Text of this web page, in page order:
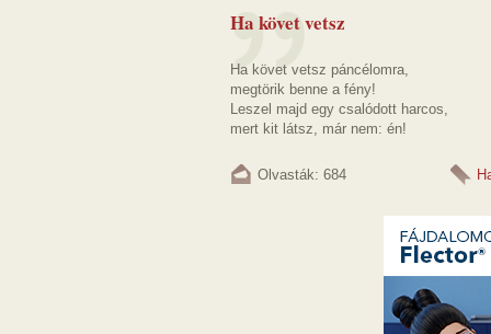
Ha követ vetsz
Ha követ vetsz páncélomra,
megtörik benne a fény!
Leszel majd egy csalódott harcos,
mert kit látsz, már nem: én!
Olvasták: 684